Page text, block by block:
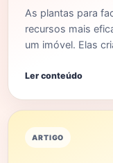
As plantas para
recursos mais
um imóvel. Elas
Ler conteúdo
ARTIGO